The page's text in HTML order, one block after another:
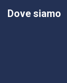
Dove siamo